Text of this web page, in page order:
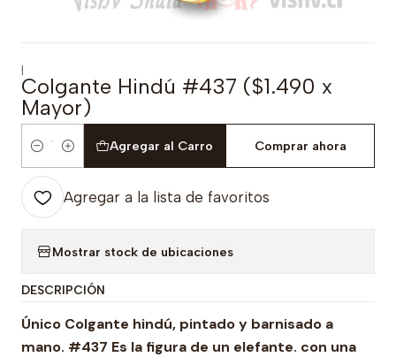
|
Colgante Hindú #437 ($1.490 x
Mayor)
Cantidad
Agregar al Carro Comprar ahora
Agregar a la lista de favoritos
Mostrar stock de ubicaciones
DESCRIPCIÓN
Único Colgante hindú, pintado y barnisado a
mano. #437 Es la figura de un elefante. con una